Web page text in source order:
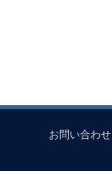
お問い合わせ